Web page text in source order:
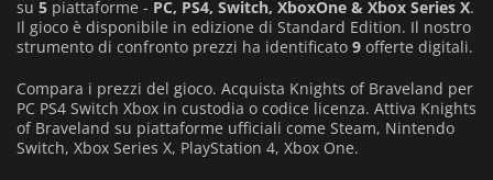
su 5 piattaforme - PC, PS4, Switch, XboxOne & Xbox Series X.
Il gioco è disponibile in edizione di Standard Edition. Il nostro
strumento di confronto prezzi ha identificato 9 offerte digitali.
Compara i prezzi del gioco. Acquista Knights of Braveland per
PC PS4 Switch Xbox in custodia o codice licenza. Attiva Knights
of Braveland su piattaforme ufficiali come Steam, Nintendo
Switch, Xbox Series X, PlayStation 4, Xbox One.